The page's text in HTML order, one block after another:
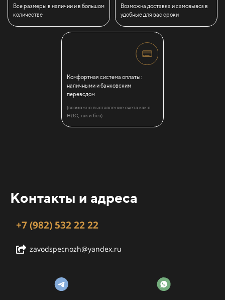
Все размеры в наличии и в большом
количестве
Возможна доставка и самовывоз в
удобные для вас сроки
Комфортная система оплаты:
наличными и банковским
переводом
(возможно выставление счета как с
НДС, так и без)
Контакты и адреса
+7 (982) 532 22 22
zavodspecnozh@yandex.ru